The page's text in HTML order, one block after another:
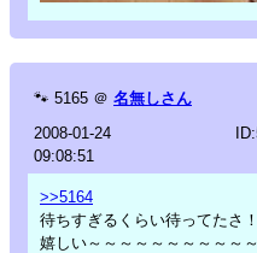
🐾 5165 ＠ 名無しさん
2008-01-24
09:08:51
>>5164
待ちすぎるくらい待ってたさ
嬉しい～～～～～～～～～～